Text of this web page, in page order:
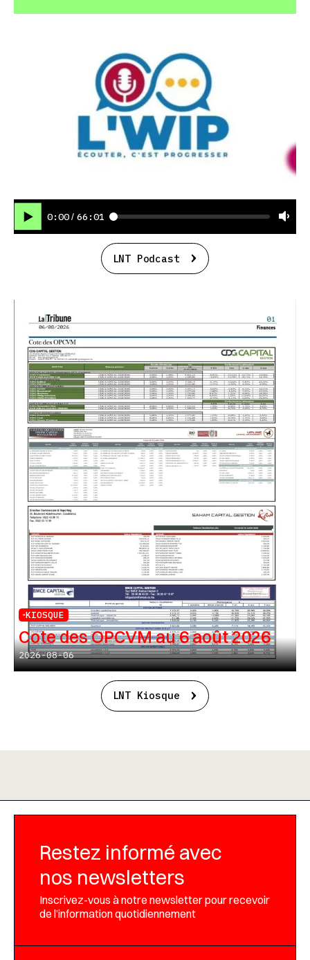
0:00 / 66:01
LNT Podcast
KIOSQUE
Cote des OPCVM au 6 août 2026
2026-08-06
LNT Kiosque
Restez informé avec
nos newsletters
Inscrivez-vous à notre newsletter pour recevoir
de l’information quotidiennement